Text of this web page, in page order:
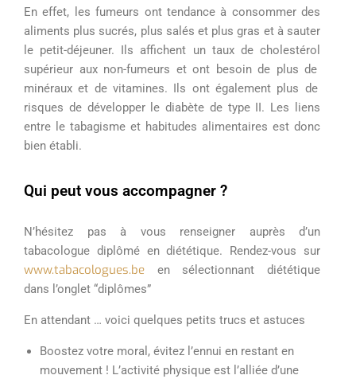
En effet,
les fumeurs ont tendance à consommer des
aliments plus sucrés, plus salés et plus gras et à sauter
le petit-déjeuner. I ls affichent un taux decholestérol
supérieur aux non-fumeurs et ont besoin de plus de
minéraux et de vitamines. Ils ont également plus de
risques de développer le diabète de type II. Les liens
entre le tabagisme et habitudes alimentaires est donc
bien établi.
Qui peut vous accompagner ?
N’hésitez pas à vous renseigner auprès d’un
tabacologue diplôméen diététique. Rendez-vous sur
www.tabacologues.be ensélectionnant diététique
dans l’onglet “dip lômes”
En attendant … voici quelques petits trucs et astuces
Boostez votre moral, évitez l’ennui en restant en
mouvement ! L’activité physique est l’alliée d’une